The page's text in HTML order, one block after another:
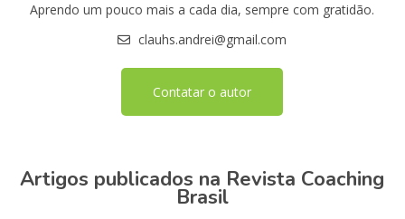
Aprendo um pouco mais a cada dia, sempre com gratidão.
clauhs.andrei@gmail.com
Contatar o autor
Artigos publicados na Revista Coaching
Brasil